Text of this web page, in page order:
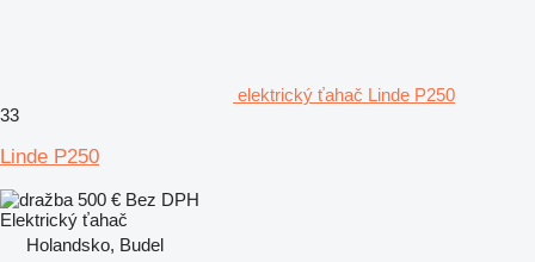
elektrický ťahač Linde P250
33
Linde P250
500 € Bez DPH
Elektrický ťahač
Holandsko, Budel